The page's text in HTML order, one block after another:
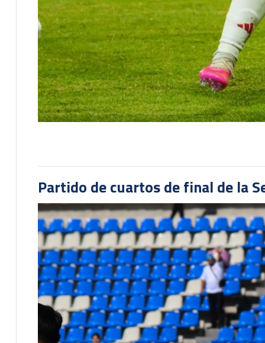
Partido de cuartos de final de la